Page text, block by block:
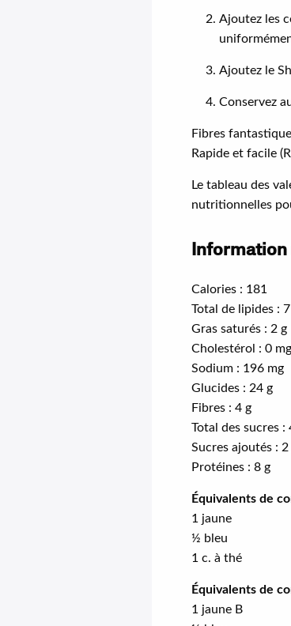
Ajoutez les
Ajoutez le
Conservez
Fibres
Rapide et facile
Le tableau des
nutritionnelles
Information
Calories : 181
Total de lipides :
Gras saturés : 2 g
Cholestérol : 0 mg
Sodium : 196 mg
Glucides : 24 g
Fibres : 4 g
Total des sucres :
Sucres ajoutés : 2
Protéines : 8 g
Équivalents de
1 jaune
½ bleu
1 c. à thé
Équivalents de
1 jaune B